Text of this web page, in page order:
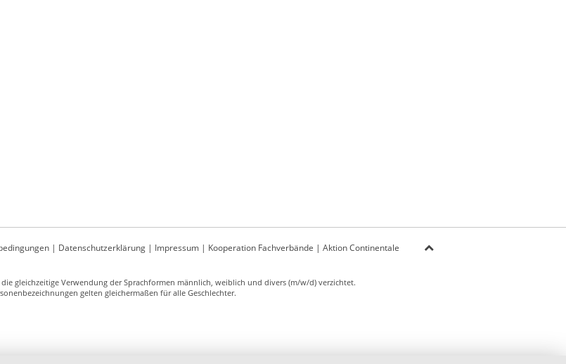
| Datenschutzerklärung| Impressum| Kooperation Fachverbände | Aktion Continentale
gleichzeitige Verwendung der Sprachformen männlich, weiblich und divers (m/w/d) verzichtet.
gelten gleichermaßen für alle Geschlechter.